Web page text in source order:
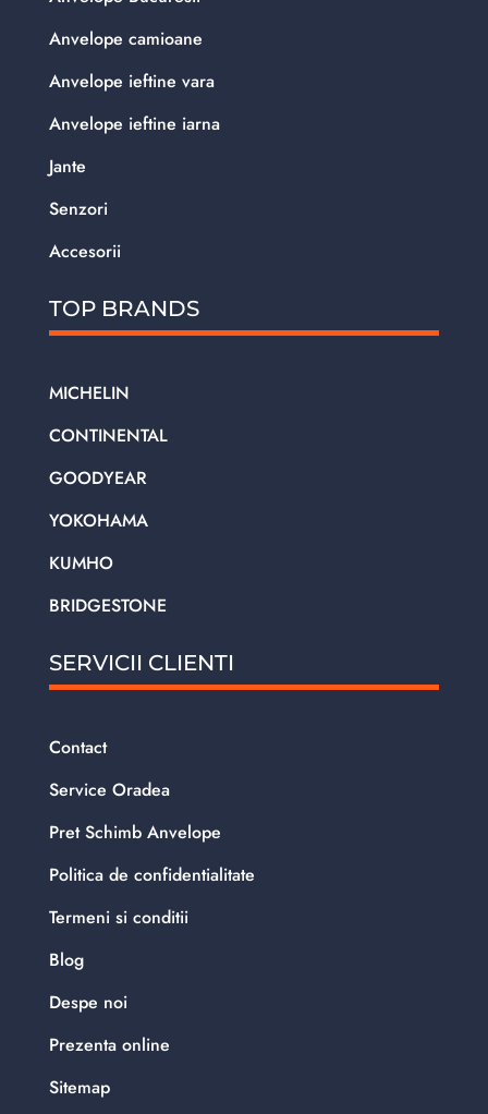
Anvelope camioane
Anvelope ieftine vara
Anvelope ieftine iarna
Jante
Senzori
Accesorii
TOP BRANDS
MICHELIN
CONTINENTAL
GOODYEAR
YOKOHAMA
KUMHO
BRIDGESTONE
SERVICII CLIENTI
Contact
Service Oradea
Pret Schimb Anvelope
Politica de confidentialitate
Termeni si conditii
Blog
Despe noi
Prezenta online
Sitemap